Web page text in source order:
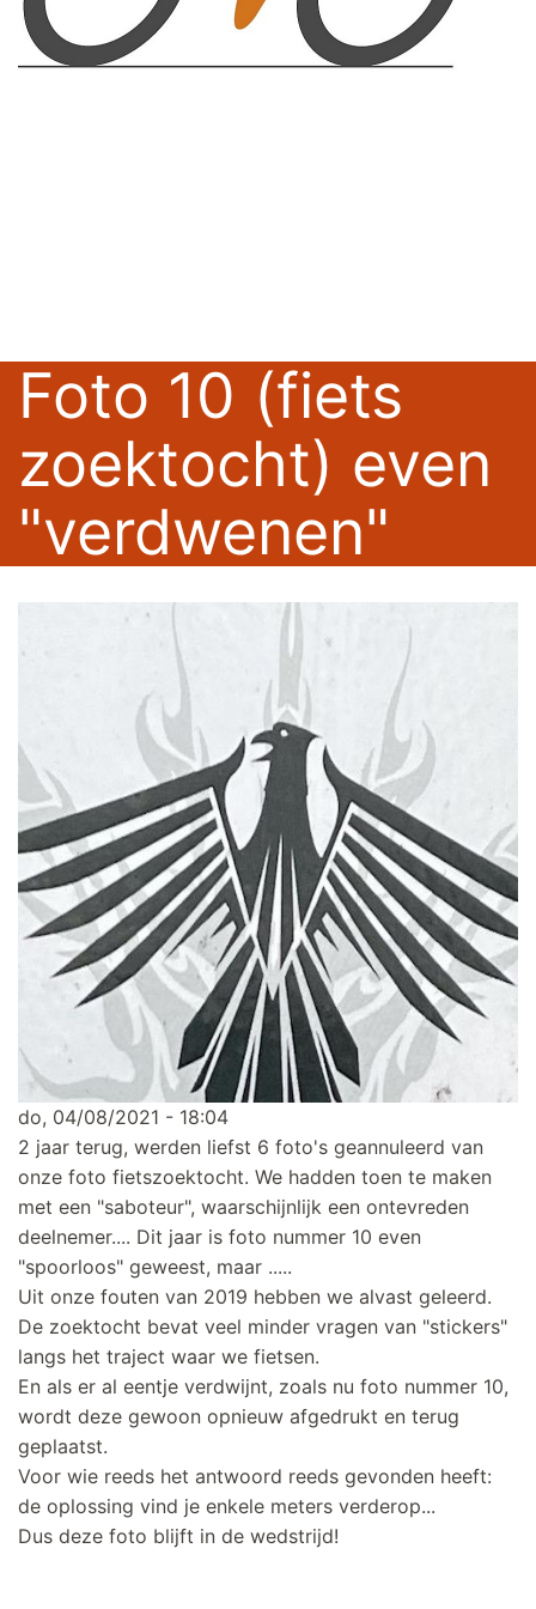
Foto 10 (fiets
zoektocht) even
"verdwenen"
do, 04/08/2021 - 18:04
2 jaar terug, werden liefst 6 foto's geannuleerd van
onze foto fietszoektocht. We hadden toen te maken
met een "saboteur", waarschijnlijk een ontevreden
deelnemer.... Dit jaar is foto nummer 10 even
"spoorloos" geweest, maar .....
Uit onze fouten van 2019 hebben we alvast geleerd.
De zoektocht bevat veel minder vragen van "stickers"
langs het traject waar we fietsen.
En als er al eentje verdwijnt, zoals nu foto nummer 10,
wordt deze gewoon opnieuw afgedrukt en terug
geplaatst.
Voor wie reeds het antwoord reeds gevonden heeft:
de oplossing vind je enkele meters verderop...
Dus deze foto blijft in de wedstrijd!